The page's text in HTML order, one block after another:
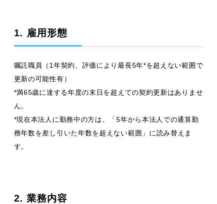
1. 雇用形態
嘱託職員（1年契約、評価により最長5年*を超えない範囲で
更新の可能性有）
*満65歳に達する年度の末日を超えての契約更新はありませ
ん。
*現在本法人に勤務中の方は、「5年から本法人での通算勤
務年数を差し引いた年数を超えない範囲」に読み替えま
す。
2. 業務内容